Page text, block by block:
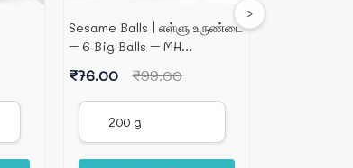
Sesame Balls | எள்ளு உருண்டை
– 6 Big Balls – MH
₹76.00 ₹99.00
›